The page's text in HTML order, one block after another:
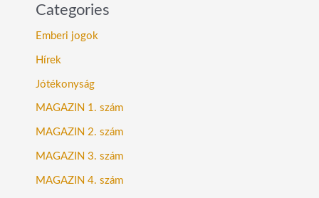
Categories
Emberi jogok
Hírek
Jótékonyság
MAGAZIN 1. szám
MAGAZIN 2. szám
MAGAZIN 3. szám
MAGAZIN 4. szám